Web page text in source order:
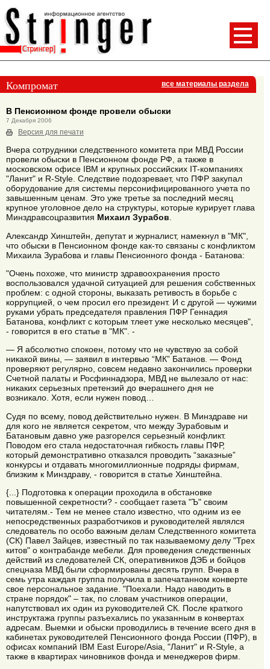
Компромат все материалы раздела
В Пенсионном фонде провели обыски
7 Декабря 2006
Версия для печати
Вчера сотрудники следственного комитета при МВД России
провели обыски в Пенсионном фонде РФ, а также в
московском офисе IBM и крупных российских IT-компаниях
"Ланит" и R-Style. Следствие подозревает, что ПФР закупал
оборудование для системы персонифицированного учета по
завышенным ценам. Это уже третье за последний месяц
крупное уголовное дело на структуры, которые курирует глава
Минздравсоцразвития Михаил Зурабов.
Александр Хинштейн, депутат и журналист, намекнул в "МК",
что обыски в Пенсионном фонде как-то связаны с конфликтом
Михаила Зурабова и главы Пенсионного фонда - Батанова:
"Очень похоже, что министр здравоохранения просто
воспользовался удачной ситуацией для решения собственных
проблем: с одной стороны, выказать ретивость в борьбе с
коррупцией, о чем просил его президент. И с другой — чужими
руками убрать председателя правления ПФР Геннадия
Батанова, конфликт с которым тлеет уже несколько месяцев",
- говорится в его статье в "МК". -
— Я абсолютно спокоен, потому что не чувствую за собой
никакой вины, — заявил в интервью “МК” Батанов. — Фонд
проверяют регулярно, совсем недавно закончились проверки
Счетной палаты и Росфиннадзора, МВД не вылезало от нас:
никаких серьезных претензий до вчерашнего дня не
возникало. Хотя, если нужен повод…
Судя по всему, повод действительно нужен. В Минздраве ни
для кого не является секретом, что между Зурабовым и
Батановым давно уже разгорелся серьезный конфликт.
Поводом его стала недостаточная гибкость главы ПФР,
который демонстративно отказался проводить “заказные”
конкурсы и отдавать многомиллионные подряды фирмам,
близким к Минздраву, - говорится в статье Хинштейна.
{...} Подготовка к операции проходила в обстановке
повышенной секретности? - сообщает газета "Ъ" своим
читателям.- Тем не менее стало известно, что одним из ее
непосредственных разработчиков и руководителей являлся
следователь по особо важным делам Следственного комитета
(СК) Павел Зайцев, известный по так называемому делу "Трех
китов" о контрабанде мебели. Для проведения следственных
действий из следователей СК, оперативников ДЭБ и бойцов
спецназа МВД были сформированы десять групп. Вчера в
семь утра каждая группа получила в запечатанном конверте
свое персональное задание. "Поехали. Надо наводить в
стране порядок" – так, по словам участников операции,
напутствовал их один из руководителей СК. После краткого
инструктажа группы разъехались по указанным в конвертах
адресам. Выемки и обыски проводились в течение всего дня в
кабинетах руководителей Пенсионного фонда России (ПФР), в
офисах компаний IBM East Europe/Asia, "Ланит" и R-Style, а
также в квартирах чиновников фонда и менеджеров фирм.